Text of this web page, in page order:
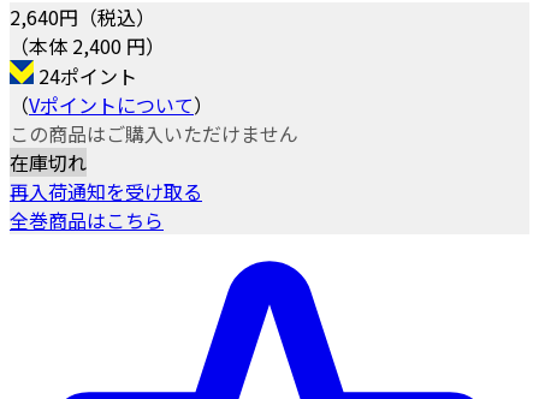
2,640円（税込）
（本体 2,400 円）
24ポイント
（Vポイントについて）
この商品はご購入いただけません
在庫切れ
再入荷通知を受け取る
全巻商品はこちら